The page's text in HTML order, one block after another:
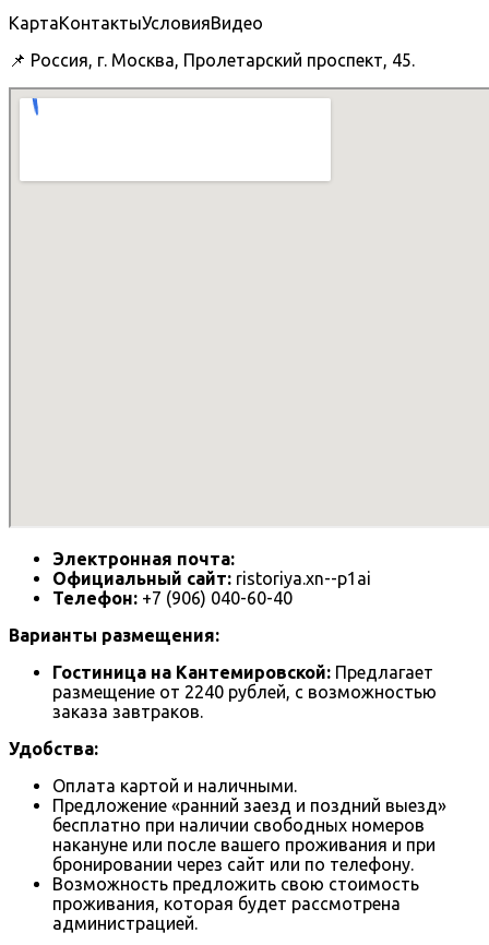
КартаКонтактыУсловияВидео
📌 Россия, г. Москва, Пролетарский проспект, 45.
Электронная почта:
Официальный сайт: ristoriya.xn--p1ai
Телефон: +7 (906) 040-60-40
Варианты размещения:
Гостиница на Кантемировской: Предлагает
размещение от 2240 рублей, с возможностью
заказа завтраков.
Удобства:
Оплата картой и наличными.
Предложение «ранний заезд и поздний выезд»
бесплатно при наличии свободных номеров
накануне или после вашего проживания и при
бронировании через сайт или по телефону.
Возможность предложить свою стоимость
проживания, которая будет рассмотрена
администрацией.